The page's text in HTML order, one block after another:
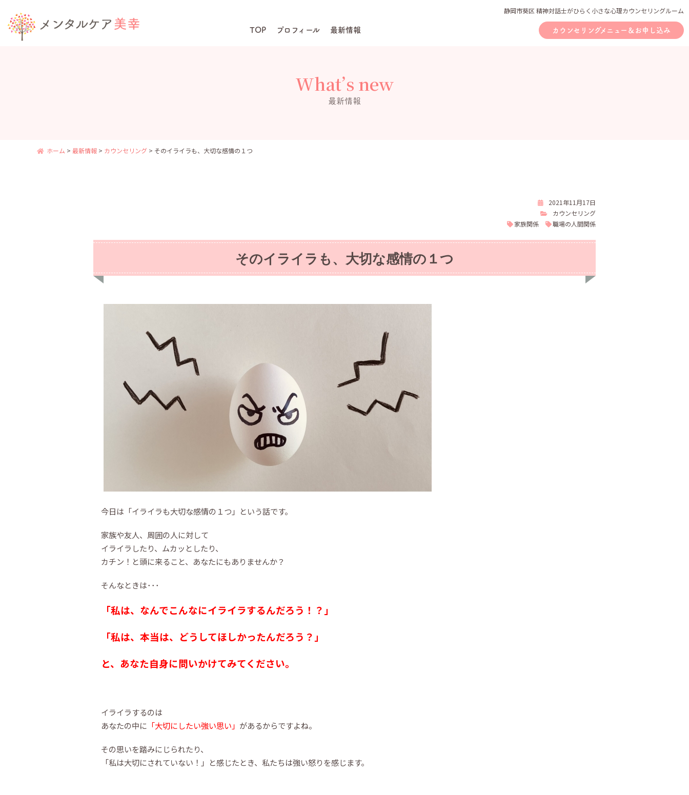
静岡市葵区 精神対話士がひらく小さな心理カウンセリングルーム
TOP プロフィール 最新情報 カウンセリングメニュー＆お申し込み
What’s new
最新情報
ホーム > 最新情報 > カウンセリング > そのイライラも、大切な感情の１つ
2021年11月17日
カウンセリング
家族関係
職場の人間関係
そのイライラも、大切な感情の１つ
今日は「イライラも大切な感情の１つ」という話です。
家族や友人、周囲の人に対して
イライラしたり、ムカッとしたり、
カチン！と頭に来ること、あなたにもありませんか？
そんなときは･･･
「私は、なんでこんなにイライラするんだろう！？」
「私は、本当は、どうしてほしかったんだろう？」
と、あなた自身に問いかけてみてください。
イライラするのは
あなたの中に 「大切にしたい強い思い」 があるからですよね。
その思いを踏みにじられたり、
「私は大切にされていない！」と感じたとき、私たちは強い怒りを感じます。